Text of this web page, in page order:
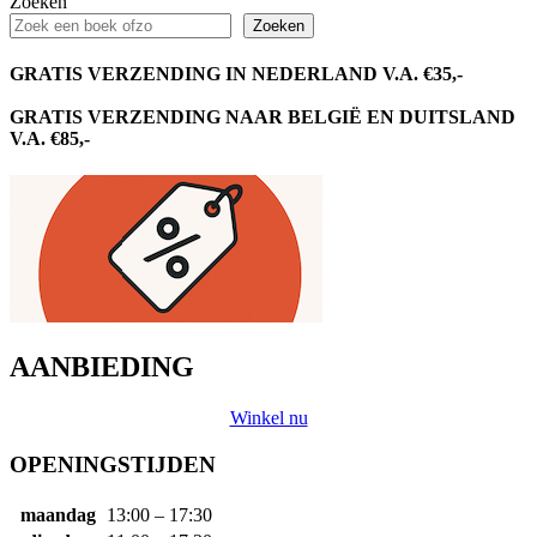
Zoeken
GRATIS VERZENDING IN NEDERLAND V.A. €35,-
GRATIS VERZENDING NAAR BELGIË EN DUITSLAND
V.A. €85,-
AANBIEDING
Winkel nu
OPENINGSTIJDEN
maandag
13:00 – 17:30